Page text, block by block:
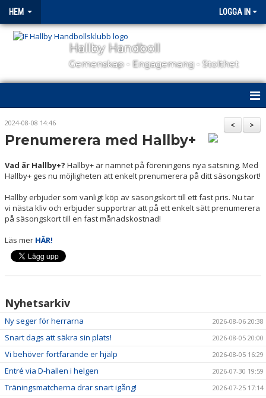
HEM LOGGA IN
Hallby Handboll
Gemenskap - Engagemang - Stolthet
HEM
HALLBY I SAMHÄLLET
GÅ PÅ MATCH
OM KLUBBEN
KONTAKT
SAMARBETSPARTNERS
NYHETER
KALENDER
HEMMAVINSTEN
KLUBBSHOP
BILDGALLERI
>
<
2024-08-08 14:46
Prenumerera med Hallby+
Vad är Hallby+? Hallby+ är namnet på föreningens nya satsning. Med
Hallby+ ges nu möjligheten att enkelt prenumerera på ditt säsongskort!
Hallby erbjuder som vanligt köp av säsongskort till ett fast pris. Nu tar
vi nästa kliv och erbjuder supportrar att på ett enkelt sätt prenumerera
på säsongskort till en fast månadskostnad!
Läs mer HÄR!
Nyhetsarkiv
Ny seger för herrarna 2026-08-06 20:38
Snart dags att säkra sin plats! 2026-08-05 20:00
Vi behöver fortfarande er hjälp 2026-08-05 16:29
Entré via D-hallen i helgen 2026-07-30 19:59
Träningsmatcherna drar snart igång! 2026-07-25 17:14